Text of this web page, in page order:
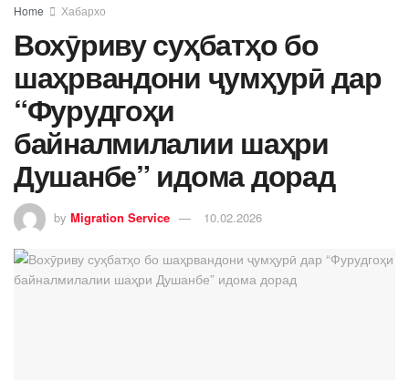
Home Хабархо
Вохӯриву суҳбатҳо бо
шаҳрвандони ҷумҳурӣ дар
“Фурудгоҳи
байналмилалии шаҳри
Душанбе” идома дорад
by Migration Service 10.02.2026